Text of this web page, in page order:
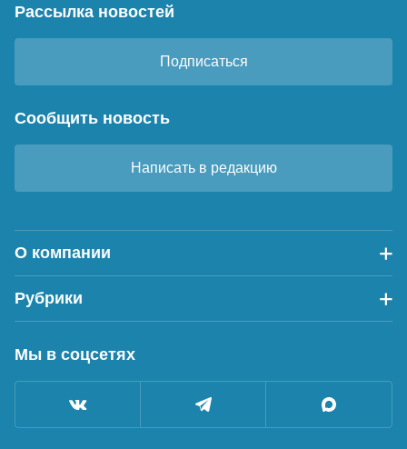
Рассылка новостей
Подписаться
Сообщить новость
Написать в редакцию
О компании
Рубрики
Мы в соцсетях